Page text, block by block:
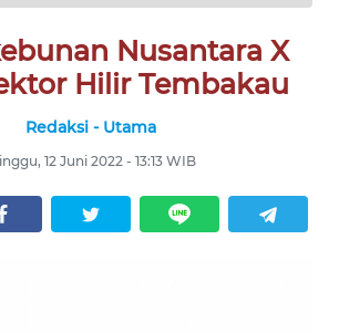
Nusantara X
Hilir Tembakau
Redaksi - Utama
12 Juni 2022 - 13:13 WIB